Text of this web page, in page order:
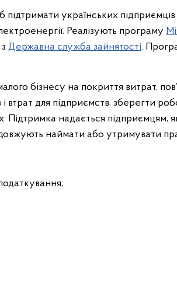
українських
Реалізують програму
Державна служба зайнятості.
бізнесу на покриття витрат,
втрат для підприємств, зберегти
Підтримка надається підприємцям,
наймати або утримувати